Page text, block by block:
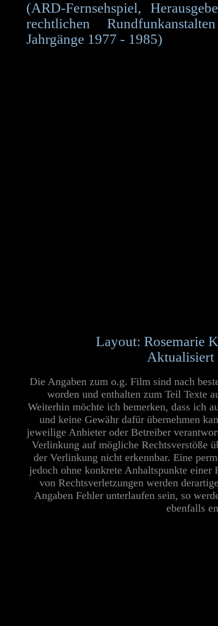
(ARD-Fernsehspiel,
rechtlichen
Jahrgänge 1977 - 1985)
Layout: Rosemarie
Aktualisiert
Die Angaben zum o.g. Film sind nach
worden und enthalten zum Teil Texte
Weiterhin möchte ich bemerken, dass ich
und keine Gewähr dafür übernehmen
jeweilige Anbieter oder Betreiber
Verlinkung auf mögliche Rechtsverstöße
der Verlinkung nicht erkennbar. Eine
jedoch ohne konkrete Anhaltspunkte
von Rechtsverletzungen werden
Angaben Fehler unterlaufen sein, so
ebenfalls